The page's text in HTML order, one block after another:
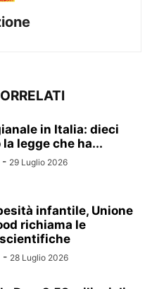
in Italia: dieci
legge che ha...
- 29 Luglio 2026
infantile, Unione
richiama le
- 28 Luglio 2026